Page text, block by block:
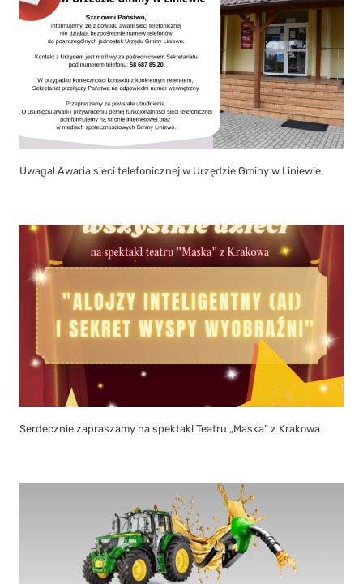
Uwaga! Awaria sieci telefonicznej w Urzędzie Gminy w Liniewie
Serdecznie zapraszamy na spektakl Teatru „Maska” z Krakowa